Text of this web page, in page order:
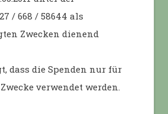
/ 668 / 58644 als
Zwecken dienend
dass die Spenden nur für
verwendet werden.